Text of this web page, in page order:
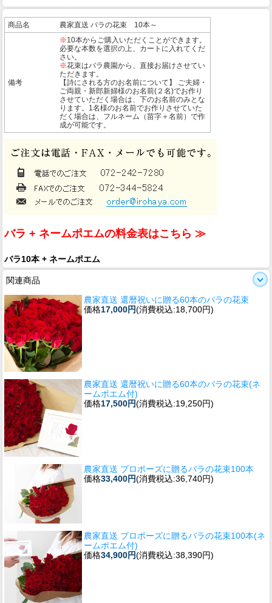
商品名 農家直送 バラの花束 10本～
備考
※10本からご購入いただくことができます。
必要な本数を選択の上、カートに入れてくだ
さい。
※花束はバラ農園から、直接お届けさせてい
ただきます。
【詩にされる方のお名前について】 ご夫婦・
ご両親・新郎新婦様のお名前(２名)でお作り
させていただく場合は、下のお名前のみとな
ります。1名様のお名前でお作りさせていた
だく場合は、フルネーム（苗字＋名前）で作
成が可能です。
バラ + ネームポエムの料金表はこちら ≫
バラ10本 + ネームポエム
関連商品
農家直送 還暦祝いに贈る60本のバラの花束
価格17,000円(消費税込:18,700円)
農家直送 還暦祝いに贈る60本のバラの花束(ネ
ームポエム付)
価格17,500円(消費税込:19,250円)
農家直送 プロポーズに贈るバラの花束100本
価格33,400円(消費税込:36,740円)
農家直送 プロポーズに贈るバラの花束100本(ネ
ームポエム付)
価格34,900円(消費税込:38,390円)